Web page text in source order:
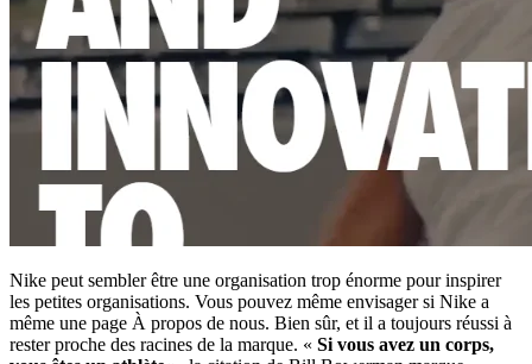
Nike peut sembler être une organisation trop énorme pour inspirer
les petites organisations. Vous pouvez même envisager si Nike a
même une page À propos de nous. Bien sûr, et il a toujours réussi à
rester proche des racines de la marque. « Si vous avez un corps,